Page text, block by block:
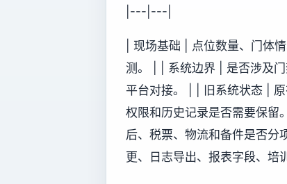
|---|---|
| 现场基础 | 点位数量、门体
测。 | | 系统边界 | 是否涉及
平台对接。 | | 旧系统状态 |
权限和历史记录是否需要保留
后、税票、物流和备件是否
更、日志导出、报表字段、培